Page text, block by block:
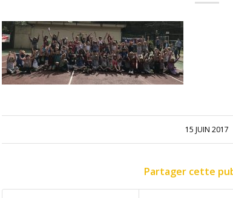
15 JUIN 2017
Partager cette